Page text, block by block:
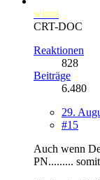
winni
CRT-DOC
Reaktionen
828
Beiträge
6.480
29.
#15
Auch wenn
PN.........